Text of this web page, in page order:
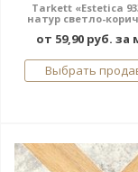
Tarkett «Estetica
натур светло-
от 59,90 руб. за
Выбрать